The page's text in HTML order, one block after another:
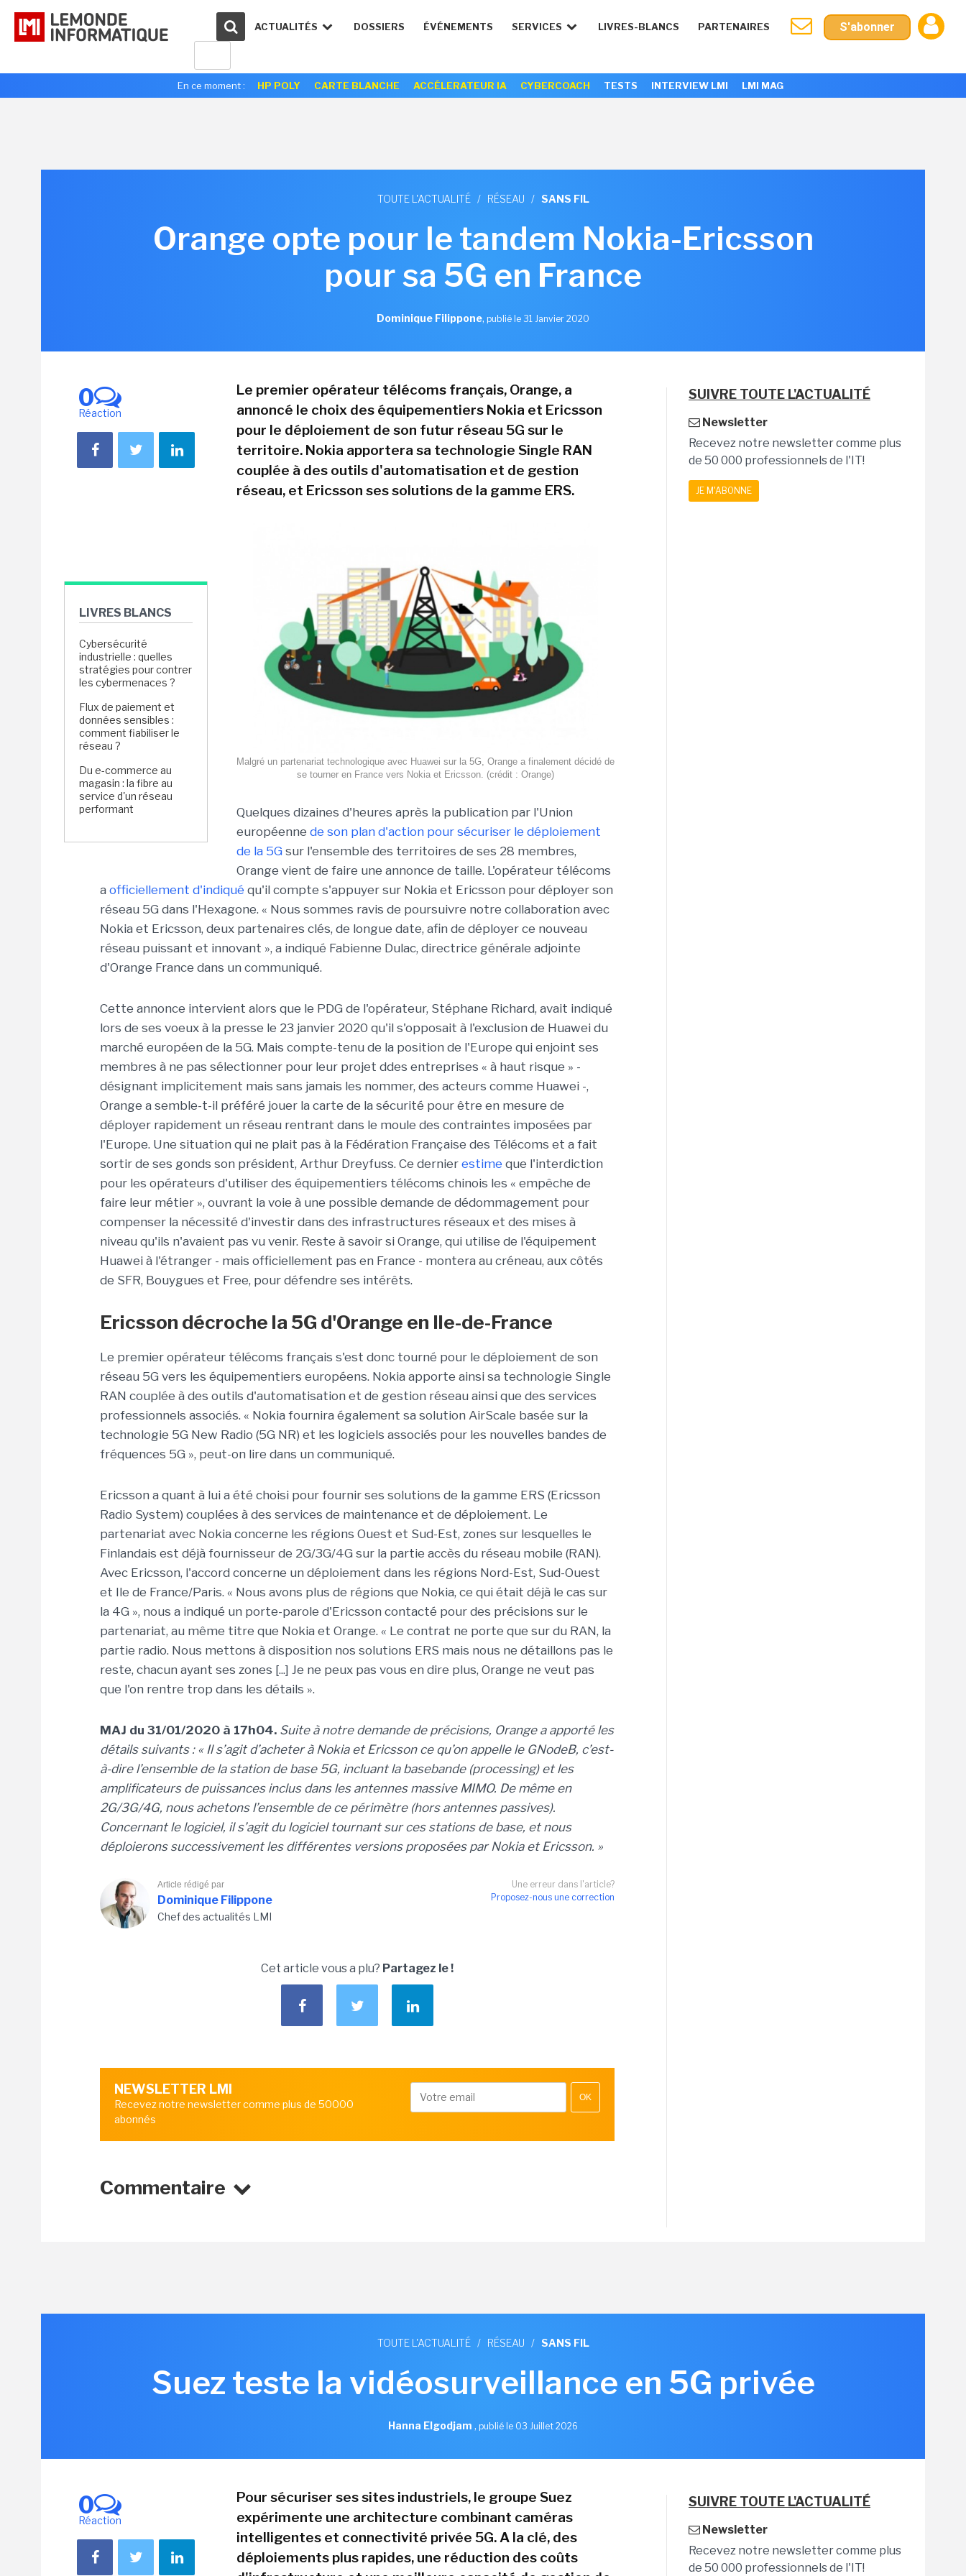
ACTUALITÉS DOSSIERS ÉVÉNEMENTS SERVICES LIVRES-BLANCS PARTENAIRES S'abonner
En ce moment : HP POLY CARTE BLANCHE ACCÉLERATEUR IA CYBERCOACH TESTS INTERVIEW LMI LMI MAG
TOUTE L'ACTUALITÉ / RÉSEAU / SANS FIL
Orange opte pour le tandem Nokia-Ericsson
pour sa 5G en France
Dominique Filippone, publié le 31 Janvier 2020
0
Réaction
LIVRES BLANCS
Cybersécurité
industrielle : quelles
stratégies pour contrer
les cybermenaces ?
Flux de paiement et
données sensibles :
comment fiabiliser le
réseau ?
Du e-commerce au
magasin : la fibre au
service d'un réseau
performant
Le premier opérateur télécoms français, Orange, a
annoncé le choix des équipementiers Nokia et Ericsson
pour le déploiement de son futur réseau 5G sur le
territoire. Nokia apportera sa technologie Single RAN
couplée à des outils d'automatisation et de gestion
réseau, et Ericsson ses solutions de la gamme ERS.
Malgré un partenariat technologique avec Huawei sur la 5G, Orange a finalement décidé de
se tourner en France vers Nokia et Ericsson. (crédit : Orange)
Quelques dizaines d'heures après la publication par l'Union
européenne de son plan d'action pour sécuriser le déploiement
de la 5G sur l'ensemble des territoires de ses 28 membres,
Orange vient de faire une annonce de taille. L'opérateur télécoms
a officiellement d'indiqué qu'il compte s'appuyer sur Nokia et Ericsson pour déployer son
réseau 5G dans l'Hexagone. « Nous sommes ravis de poursuivre notre collaboration avec
Nokia et Ericsson, deux partenaires clés, de longue date, afin de déployer ce nouveau
réseau puissant et innovant », a indiqué Fabienne Dulac, directrice générale adjointe
d'Orange France dans un communiqué.
Cette annonce intervient alors que le PDG de l'opérateur, Stéphane Richard, avait indiqué
lors de ses voeux à la presse le 23 janvier 2020 qu'il s'opposait à l'exclusion de Huawei du
marché européen de la 5G. Mais compte-tenu de la position de l'Europe qui enjoint ses
membres à ne pas sélectionner pour leur projet ddes entreprises « à haut risque » -
désignant implicitement mais sans jamais les nommer, des acteurs comme Huawei -,
Orange a semble-t-il préféré jouer la carte de la sécurité pour être en mesure de
déployer rapidement un réseau rentrant dans le moule des contraintes imposées par
l'Europe. Une situation qui ne plait pas à la Fédération Française des Télécoms et a fait
sortir de ses gonds son président, Arthur Dreyfuss. Ce dernier estime que l'interdiction
pour les opérateurs d'utiliser des équipementiers télécoms chinois les « empêche de
faire leur métier », ouvrant la voie à une possible demande de dédommagement pour
compenser la nécessité d'investir dans des infrastructures réseaux et des mises à
niveau qu'ils n'avaient pas vu venir. Reste à savoir si Orange, qui utilise de l'équipement
Huawei à l'étranger - mais officiellement pas en France - montera au créneau, aux côtés
de SFR, Bouygues et Free, pour défendre ses intérêts.
Ericsson décroche la 5G d'Orange en Ile-de-France
Le premier opérateur télécoms français s'est donc tourné pour le déploiement de son
réseau 5G vers les équipementiers européens. Nokia apporte ainsi sa technologie Single
RAN couplée à des outils d'automatisation et de gestion réseau ainsi que des services
professionnels associés. « Nokia fournira également sa solution AirScale basée sur la
technologie 5G New Radio (5G NR) et les logiciels associés pour les nouvelles bandes de
fréquences 5G », peut-on lire dans un communiqué.
Ericsson a quant à lui a été choisi pour fournir ses solutions de la gamme ERS (Ericsson
Radio System) couplées à des services de maintenance et de déploiement. Le
partenariat avec Nokia concerne les régions Ouest et Sud-Est, zones sur lesquelles le
Finlandais est déjà fournisseur de 2G/3G/4G sur la partie accès du réseau mobile (RAN).
Avec Ericsson, l'accord concerne un déploiement dans les régions Nord-Est, Sud-Ouest
et Ile de France/Paris. « Nous avons plus de régions que Nokia, ce qui était déjà le cas sur
la 4G », nous a indiqué un porte-parole d'Ericsson contacté pour des précisions sur le
partenariat, au même titre que Nokia et Orange. « Le contrat ne porte que sur du RAN, la
partie radio. Nous mettons à disposition nos solutions ERS mais nous ne détaillons pas le
reste, chacun ayant ses zones [...] Je ne peux pas vous en dire plus, Orange ne veut pas
que l'on rentre trop dans les détails ».
MAJ du 31/01/2020 à 17h04. Suite à notre demande de précisions, Orange a apporté les
détails suivants : « Il s’agit d’acheter à Nokia et Ericsson ce qu’on appelle le GNodeB, c’est-
à-dire l’ensemble de la station de base 5G, incluant la basebande (processing) et les
amplificateurs de puissances inclus dans les antennes massive MIMO. De même en
2G/3G/4G, nous achetons l’ensemble de ce périmètre (hors antennes passives).
Concernant le logiciel, il s’agit du logiciel tournant sur ces stations de base, et nous
déploierons successivement les différentes versions proposées par Nokia et Ericsson. »
Une erreur dans l'article?
Proposez-nous une correction
Article rédigé par
Dominique Filippone
Chef des actualités LMI
Cet article vous a plu? Partagez le !
NEWSLETTER LMI
Recevez notre newsletter comme plus de 50000
abonnés
OK
Commentaire
SUIVRE TOUTE L'ACTUALITÉ
Newsletter
Recevez notre newsletter comme plus
de 50 000 professionnels de l'IT!
JE M'ABONNE
TOUTE L'ACTUALITÉ / RÉSEAU / SANS FIL
Suez teste la vidéosurveillance en 5G privée
Hanna Elgodjam , publié le 03 Juillet 2026
0
Réaction
Pour sécuriser ses sites industriels, le groupe Suez
expérimente une architecture combinant caméras
intelligentes et connectivité privée 5G. A la clé, des
déploiements plus rapides, une réduction des coûts
SUIVRE TOUTE L'ACTUALITÉ
Newsletter
Recevez notre newsletter comme plus
de 50 000 professionnels de l'IT!